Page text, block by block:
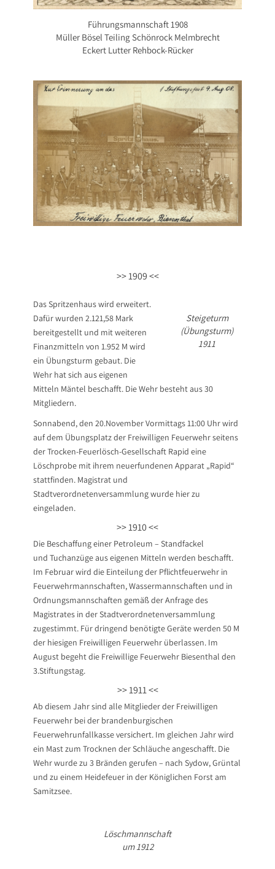
Führungsmannschaft 1908
Müller Bösel Teiling Schönrock Melmbrecht
Eckert Lutter Rehbock-Rücker
>> 1909 <<
Steigeturm
(Übungsturm)
1911
Das Spritzenhaus wird er­weitert.
Dafür wurden 2.121,58 Mark
bereitgestellt und mit weiteren
Finanzmitteln von 1.952 M wird
ein Übungsturm gebaut. Die
Wehr hat sich aus eigenen
Mitteln Mäntel beschafft. Die Wehr besteht aus 30
Mitgliedern.
Sonnabend, den 20.November Vormittags 11:00 Uhr wird
auf dem Übungsplatz der Freiwilligen Feuerwehr seitens
der Trocken-Feuerlösch-Gesellschaft Rapid eine
Löschprobe mit ihrem neuerfundenen Apparat „Rapid“
stattfinden. Magistrat und
Stadtverordnetenversammlung wurde hier zu
eingeladen.
>> 1910 <<
Die Beschaffung einer Petroleum – Standfackel
und Tuchanzüge aus eigenen Mitteln werden beschafft.
Im Februar wird die Einteilung der Pflichtfeuerwehr in
Feuerwehrmannschaften, Wassermannschaften und in
Ordnungsmannschaften gemäß der Anfrage des
Magistrates in der Stadtverordnetenversammlung
zugestimmt. Für dringend benötigte Geräte werden 50 M
der hiesigen Freiwilligen Feuerwehr überlassen. Im
August begeht die Freiwillige Feuerwehr Biesenthal den
3.Stiftungstag.
>> 1911 <<
Ab diesem Jahr sind alle Mitglieder der Freiwilligen
Feuer­wehr bei der brandenburgi­schen
Feuerwehrunfallkasse versichert. Im gleichen Jahr wird
ein Mast zum Trocknen der Schläuche angeschafft. Die
Wehr wurde zu 3 Bränden gerufen – nach Sydow, Grüntal
und zu einem Heidefeuer in der Königlichen Forst am
Samitzsee.
Löschmannschaft
um 1912